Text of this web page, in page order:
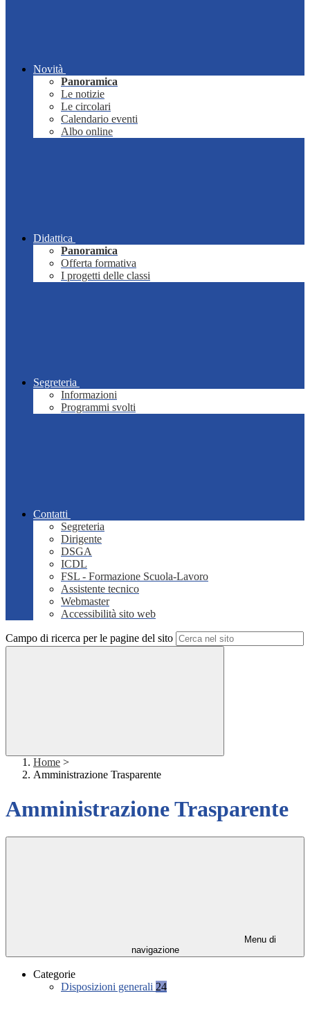
Novità
Panoramica
Le notizie
Le circolari
Calendario eventi
Albo online
Didattica
Panoramica
Offerta formativa
I progetti delle classi
Segreteria
Informazioni
Programmi svolti
Contatti
Segreteria
Dirigente
DSGA
ICDL
FSL - Formazione Scuola-Lavoro
Assistente tecnico
Webmaster
Accessibilità sito web
Campo di ricerca per le pagine del sito
Home >
Amministrazione Trasparente
Amministrazione Trasparente
Menu di
navigazione
Categorie
Disposizioni generali 24